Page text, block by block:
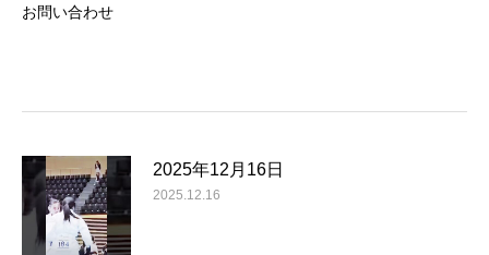
お問い合わせ
2025年12月16日
2025.12.16